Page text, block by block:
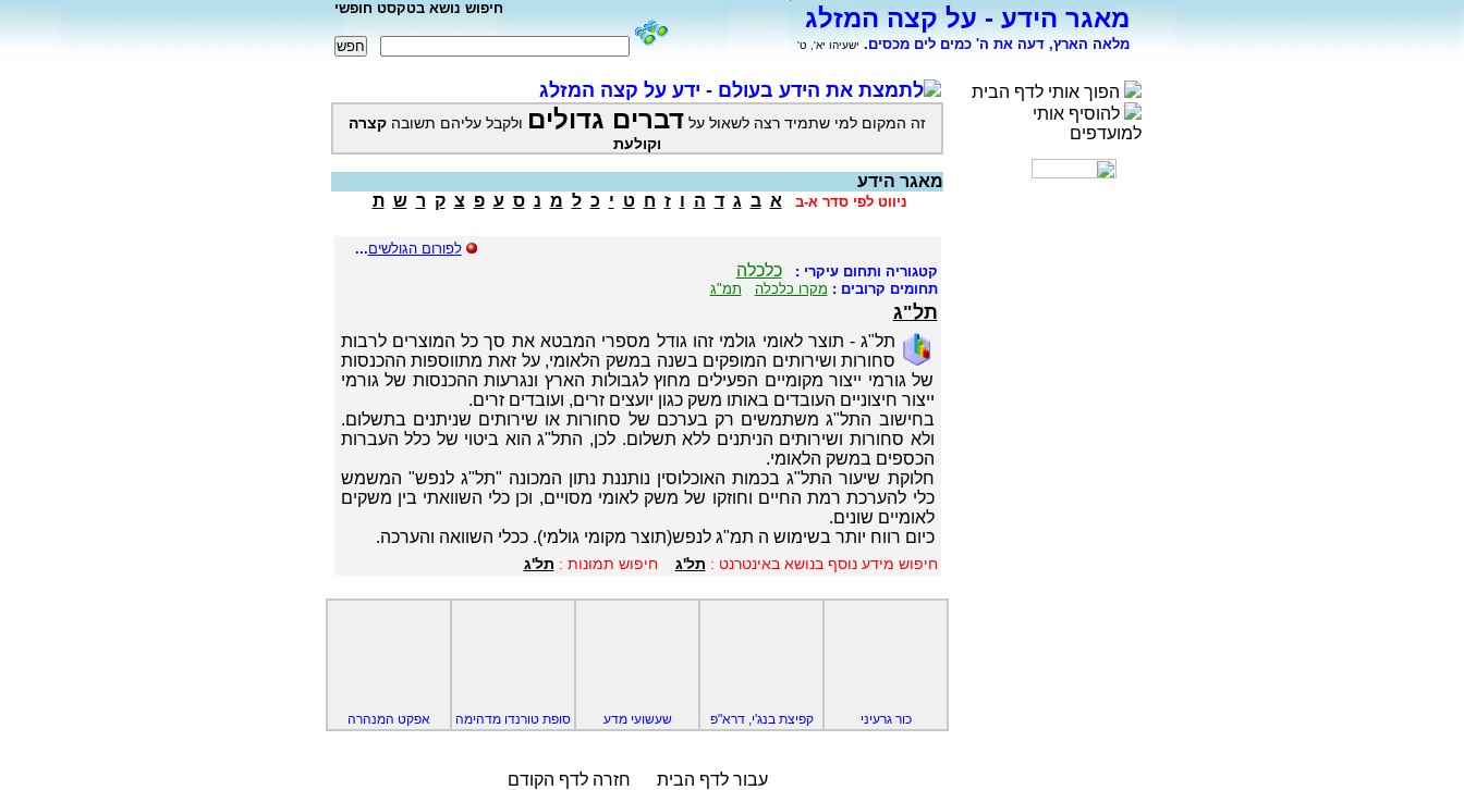
מאגר הידע - על קצה המזלג
מלאה הארץ, דעה את ה' כמים לים מכסים. ישעיהו יא', ט'
חיפוש נושא בטקסט חופשי
הפוך אותי לדף הבית
להוסיף אותי
למועדפים
לתמצת את הידע בעולם - ידע על קצה המזלג
זה המקום למי שתמיד רצה לשאול על דברים גדולים ולקבל עליהם תשובה קצרה
וקולעת
מאגר הידע
ניווט לפי סדר א-ב א ב ג ד ה ו ז ח ט י כ ל מ נ ס ע פ צ ק ר ש ת
לפורום הגולשים...
קטגוריה ותחום עיקרי :כלכלה
תחומים קרובים : מקרו כלכלה תמ"ג
תל"ג
תל"ג - תוצר לאומי גולמי זהו גודל מספרי המבטא את סך כל המוצרים לרבות
סחורות ושירותים המופקים בשנה במשק הלאומי, על זאת מתווספות ההכנסות
של גורמי ייצור מקומיים הפעילים מחוץ לגבולות הארץ ונגרעות ההכנסות של גורמי
ייצור חיצוניים העובדים באותו משק כגון יועצים זרים, ועובדים זרים.
בחישוב התל"ג משתמשים רק בערכם של סחורות או שירותים שניתנים בתשלום.
ולא סחורות ושירותים הניתנים ללא תשלום. לכן, התל"ג הוא ביטוי של כלל העברות
הכספים במשק הלאומי.
חלוקת שיעור התל"ג בכמות האוכלוסין נותננת נתון המכונה "תל"ג לנפש" המשמש
כלי להערכת רמת החיים וחוזקו של משק לאומי מסויים, וכן כלי השוואתי בין משקים
לאומיים שונים.
כיום רווח יותר בשימוש ה תמ"ג לנפש(תוצר מקומי גולמי). ככלי השוואה והערכה.
חיפוש מידע נוסף בנושא באינטרנט : תל'ג חיפוש תמונות : תל'ג
כור גרעיני קפיצת בנג'י, דרא"פ שעשועי מדע סופת טורנדו מדהימה אפקט המנהרה
עבור לדף הבית חזרה לדף הקודם